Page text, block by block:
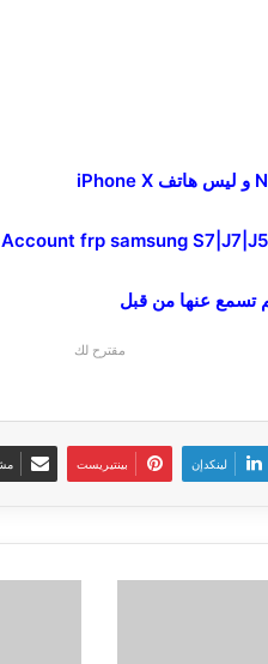
مقترح لك
لينكدإن بينتيريست